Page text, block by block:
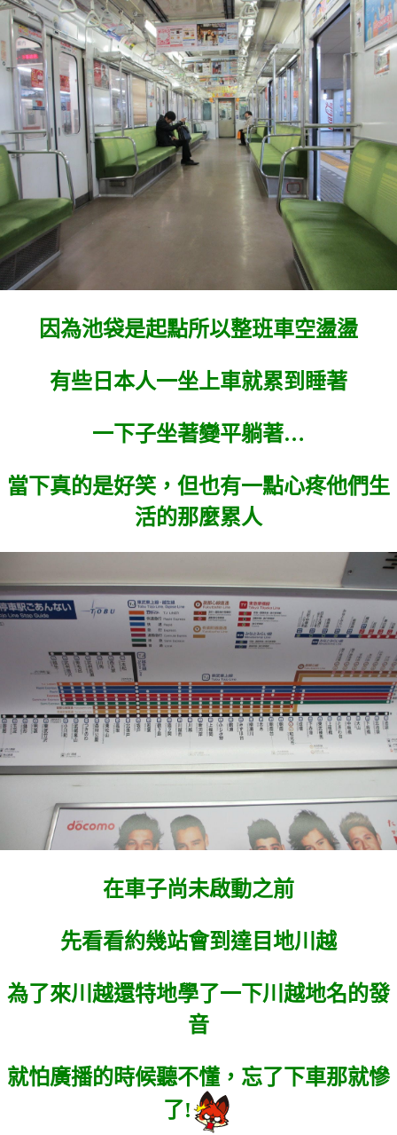
因為池袋是起點所以整班車空盪盪
有些日本人一坐上車就累到睡著
一下子坐著變平躺著…
當下真的是好笑，但也有一點心疼他們生
活的那麼累人
在車子尚未啟動之前
先看看約幾站會到達目地川越
為了來川越還特地學了一下川越地名的發
音
就怕廣播的時候聽不懂，忘了下車那就慘
了!